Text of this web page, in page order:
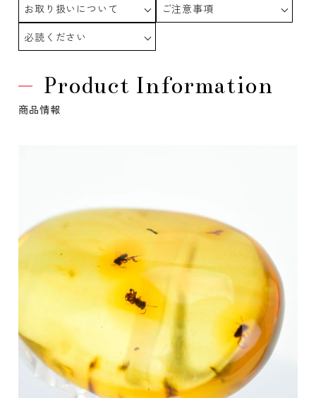
お取り扱いについて
ご注意事項
必読ください
Product Information
商品情報